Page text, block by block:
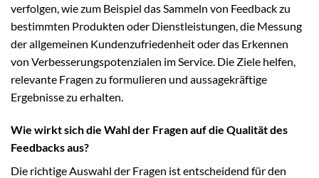
verfolgen, wie zum Beispiel das Sammeln von Feedback zu
bestimmten Produkten oder Dienstleistungen, die Messung
der allgemeinen Kundenzufriedenheit oder das Erkennen
von Verbesserungspotenzialen im Service. Die Ziele helfen,
relevante Fragen zu formulieren und aussagekräftige
Ergebnisse zu erhalten.
Wie wirkt sich die Wahl der Fragen auf die Qualität des
Feedbacks aus?
Die richtige Auswahl der Fragen ist entscheidend für den